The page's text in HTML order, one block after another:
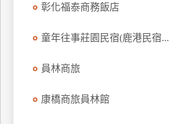
Q&A 彰化福泰商務飯店
童年往事莊園民宿(鹿港民宿...
員林商旅
康橋商旅員林館